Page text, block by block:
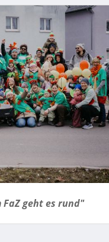
FaZ geht es rund"